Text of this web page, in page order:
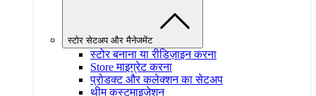
स्टोर सेटअप और मैनेजमेंट
स्टोर बनाना या रीडिज़ाइन करना
Store माइग्रेट करना
प्रोडक्ट और कलेक्शन का सेटअप
थीम कस्टमाइज़ेशन